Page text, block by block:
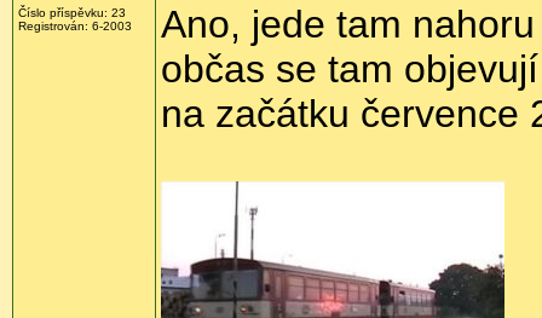
Číslo příspěvku: 23
Registrován: 6-2003
Ano, jede tam
občas se tam
na začátku července